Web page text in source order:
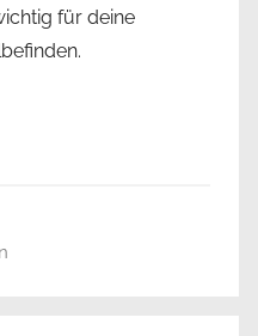
für deine